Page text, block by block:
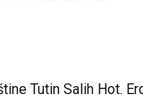
Tutin Salih Hot.